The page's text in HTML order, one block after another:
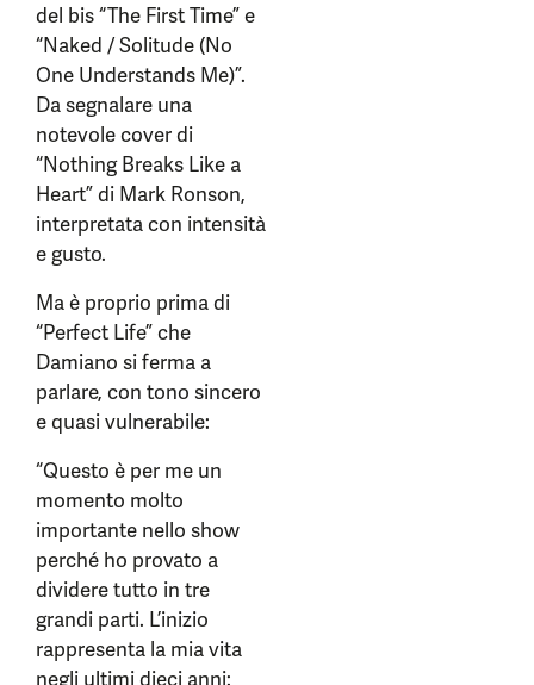
del bis “The First Time” e
“Naked / Solitude (No
One Understands Me)”.
Da segnalare una
notevole cover di
“Nothing Breaks Like a
Heart” di Mark Ronson,
interpretata con intensità
e gusto.
Ma è proprio prima di
“Perfect Life” che
Damiano si ferma a
parlare, con tono sincero
e quasi vulnerabile:
“Questo è per me un
momento molto
importante nello show
perché ho provato a
dividere tutto in tre
grandi parti. L’inizio
rappresenta la mia vita
negli ultimi dieci anni: